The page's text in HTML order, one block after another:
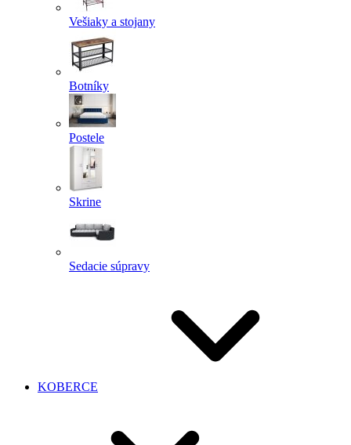
Vešiaky a stojany
Botníky
Postele
Skrine
Sedacie súpravy
KOBERCE